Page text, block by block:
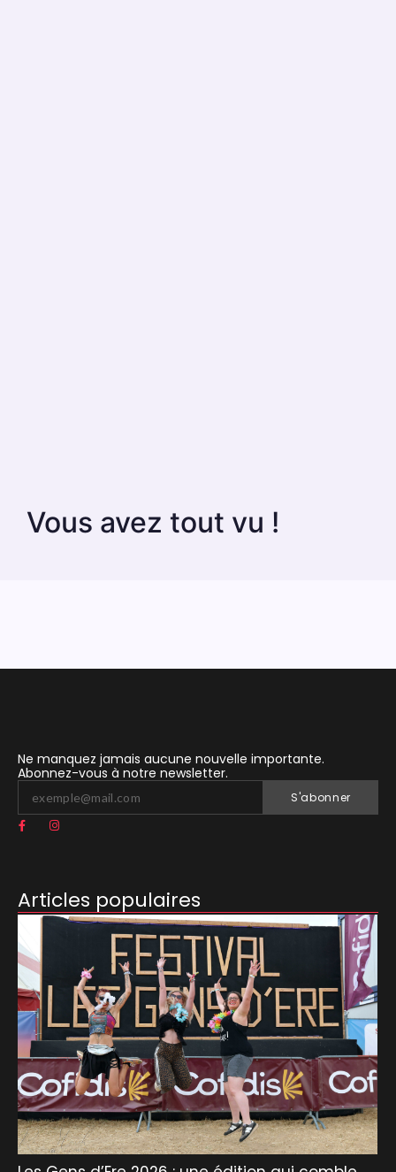
Vous avez tout vu !
Ne manquez jamais aucune nouvelle importante.
Abonnez-vous à notre newsletter.
S'abonner
Articles populaires